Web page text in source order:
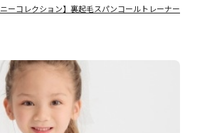
ーコレクション】裏起毛スパンコールトレーナー